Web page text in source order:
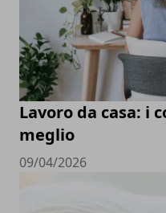
Lavoro da casa: i
meglio
09/04/2026